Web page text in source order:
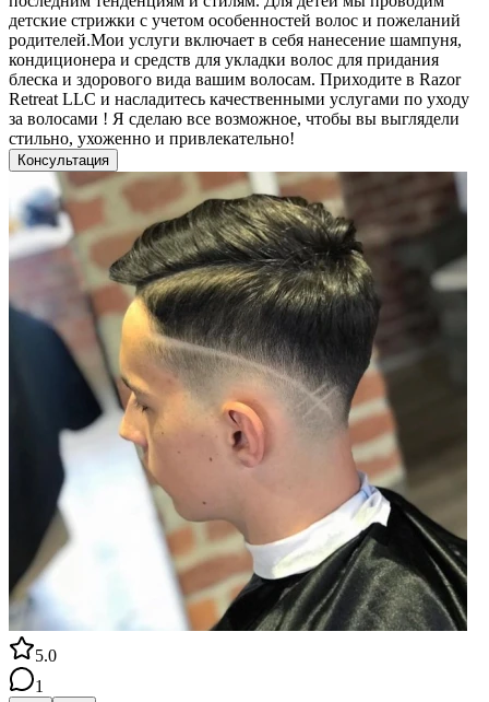
детские стрижки с учетом особенностей волос и пожеланий
родителей.Мои услуги включает в себя нанесение шампуня,
кондиционера и средств для укладки волос для придания
блеска и здорового вида вашим волосам. Приходите в Razor
Retreat LLC и насладитесь качественными услугами по уходу
за волосами ! Я сделаю все возможное, чтобы вы выглядели
стильно, ухоженно и привлекательно!
Консультация
5.0
1